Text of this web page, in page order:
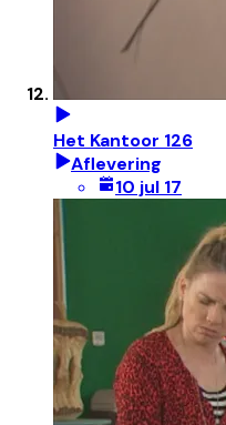
Het Kantoor 126
Aflevering
10 jul 17